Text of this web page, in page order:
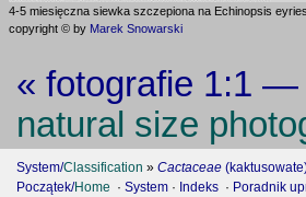
4-5 miesięczna siewka szczepiona na Echinopsis
copyright © by Marek Snowarski
« fotografie 1:1 —
natural size
System/Classification » Cactaceae
Początek/Home ·System · Indeks · Poradnik